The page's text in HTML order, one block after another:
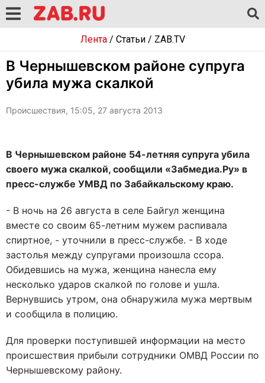
Лента/ Статьи/ ZAB.TV
В Чернышевском районе супруга
убила мужа скалкой
Происшествия, 15:05, 27 августа 2013
В Чернышевском районе 54-летняя супруга убила
своего мужа скалкой, сообщили «Забмедиа.Ру» в
пресс-службе УМВД по Забайкальскому краю.
- В ночь на 26 августа в селе Байгул женщина
вместе со своим 65-летним мужем распивала
спиртное, - уточнили в пресс-службе. - В ходе
застолья между супругами произошла ссора.
Обидевшись на мужа, женщина нанесла ему
несколько ударов скалкой по голове и ушла.
Вернувшись утром, она обнаружила мужа мертвым
и сообщила в полицию.
Для проверки поступившей информации на место
происшествия прибыли сотрудники ОМВД России по
Чернышевскому району.